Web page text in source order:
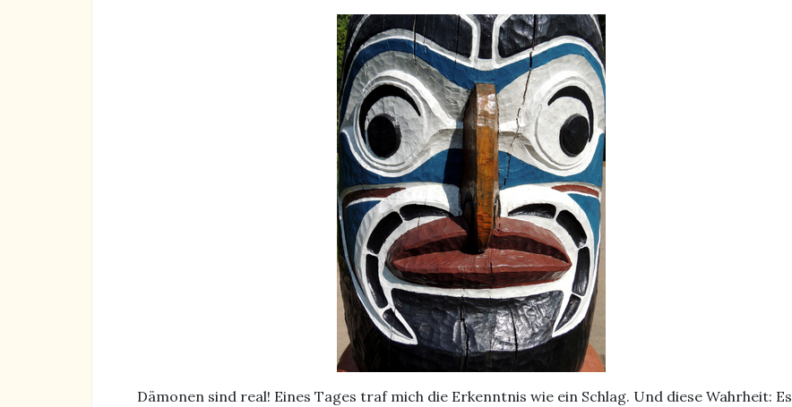
Dämonen sind real! Eines Tages traf mich die Erkenntnis wie ein Schlag. Und diese Wahrheit: Es